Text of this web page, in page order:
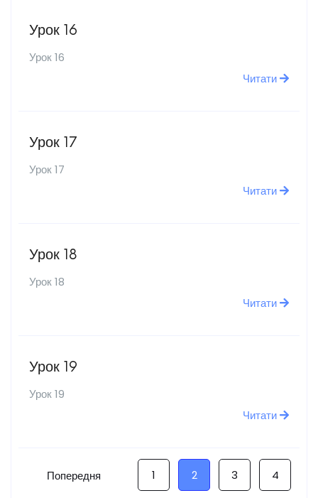
Урок 16
Урок 16
Читати
Урок 17
Урок 17
Читати
Урок 18
Урок 18
Читати
Урок 19
Урок 19
Читати
Попередня 1 2 3 4